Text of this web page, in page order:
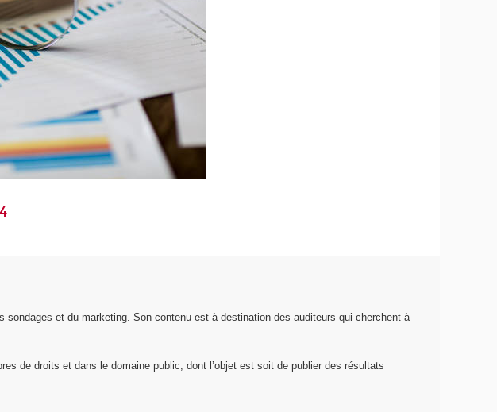
et du marketing. Son contenu est à destination des auditeurs qui cherchent à
de droits et dans le domaine public, dont l’objet est soit de publier des résultats